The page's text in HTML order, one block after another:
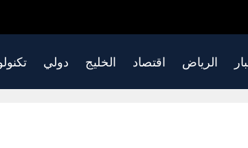
الرياض اقتصاد الخليج دولي